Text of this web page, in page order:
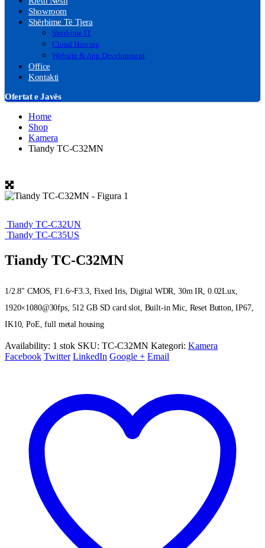
Showroom
Shërbime Të Tjera
Shërbime IT
Cloud Hosting
Website & App Development
Office
Kontakti
Ofertat e Javës
Home
Shop
Kamera
Tiandy TC-C32MN
Tiandy TC-C32UN
Tiandy TC-C35US
Tiandy TC-C32MN
1/2.8″ CMOS, F1.6~F3.3, Fixed Iris, Digital WDR, 30m IR, 0.02Lux,
1920×1080@30fps, 512 GB SD card slot, Built-in Mic, Reset Button, IP67,
IK10, PoE, full metal housing
Availability: 1 stok SKU: TC-C32MN Kategori: Kamera
Facebook Twitter LinkedIn Google + Email